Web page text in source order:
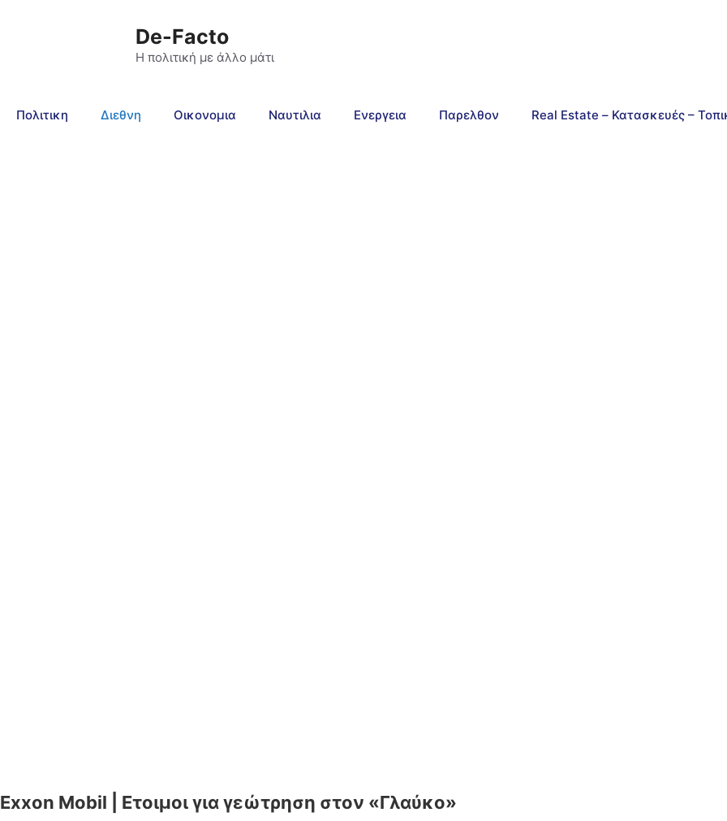
De-Facto
Η πολιτική με άλλο μάτι
Πολιτικη Διεθνη Οικονομια Ναυτιλια Ενεργεια Παρελθον Real Estate – Κατασκευές –
Exxon Mobil | Ετοιμοι για γεώτρηση στον «Γλαύκο»